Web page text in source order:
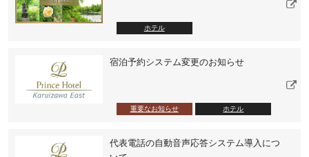
ホテル
宿泊予約システム変更のお知らせ
重要なお知らせ ホテル
代表電話の自動音声応答システム導入につ